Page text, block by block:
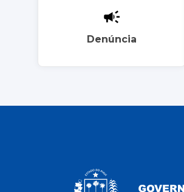
Denúncia